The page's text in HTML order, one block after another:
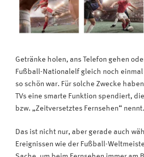
besser
schlafen“
Getränke holen, ans Telefon gehen
Fußball-Nationalelf gleich noch
so schön war. Für solche Zwecke
TVs eine smarte Funktion spendiert,
bzw. „Zeitversetztes Fernsehen“ nennt.
Das ist nicht nur, aber gerade auch
Ereignissen wie der Fußball-